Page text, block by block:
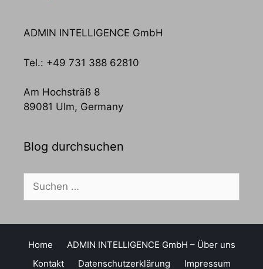
ADMIN INTELLIGENCE GmbH
Tel.: +49 731 388 62810
Am Hochsträß 8
89081 Ulm, Germany
Blog durchsuchen
Suchen
nach:
Home
ADMIN INTELLIGENCE GmbH – Über uns
Kontakt
Datenschutzerklärung Impressum